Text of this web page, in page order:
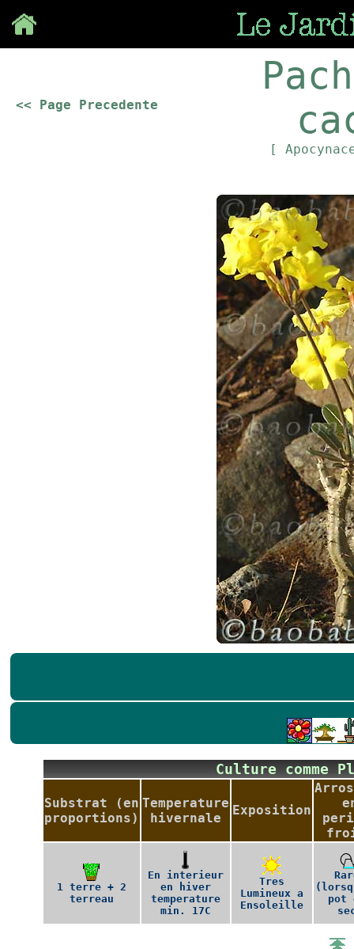
<< Page Precedente
[
Culture
Substrat (en
proportions)
Temperature
hivernale
Exposition
1 terre + 2
terreau
En interieur
en hiver
temperature
min. 17C
Tres
Lumineux a
Ensoleille
pot